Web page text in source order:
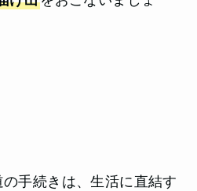
手続きは、生活に直結す